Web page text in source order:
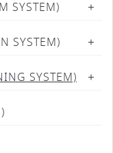
SYSTEM)
SYSTEM)
SYSTEM)